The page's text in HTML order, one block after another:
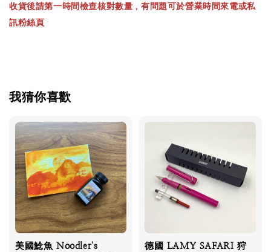
收貨後請第一時間檢查核對數量，有問題可於營業時間來電或私
訊粉絲頁
我猜你喜歡
美國鯰魚 Noodler's
德國 LAMY SAFARI 狩